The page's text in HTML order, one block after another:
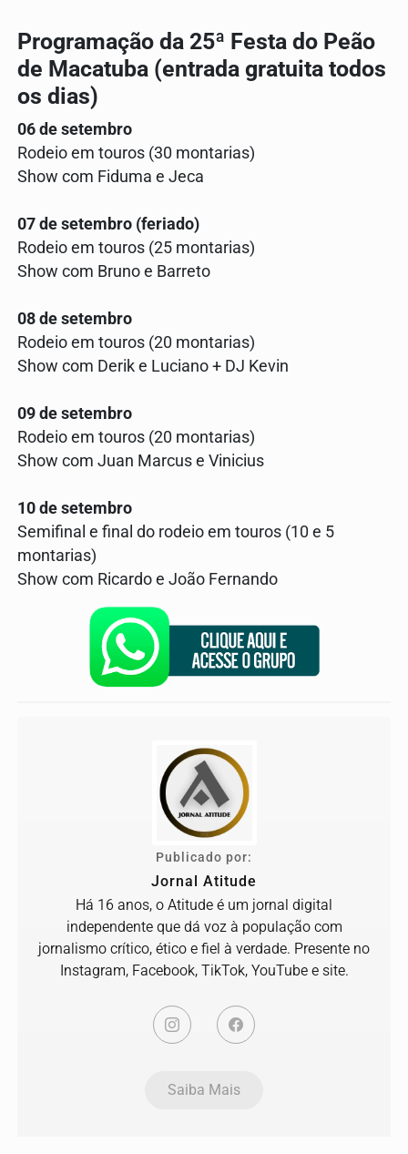
Programação da 25ª Festa do Peão
de Macatuba (entrada gratuita todos
os dias)
06 de setembro
Rodeio em touros (30 montarias)
Show com Fiduma e Jeca
07 de setembro (feriado)
Rodeio em touros (25 montarias)
Show com Bruno e Barreto
08 de setembro
Rodeio em touros (20 montarias)
Show com Derik e Luciano + DJ Kevin
09 de setembro
Rodeio em touros (20 montarias)
Show com Juan Marcus e Vinicius
10 de setembro
Semifinal e final do rodeio em touros (10 e 5
montarias)
Show com Ricardo e João Fernando
Publicado por:
Jornal Atitude
Há 16 anos, o Atitude é um jornal digital
independente que dá voz à população com
jornalismo crítico, ético e fiel à verdade. Presente no
Instagram, Facebook, TikTok, YouTube e site.
Saiba Mais